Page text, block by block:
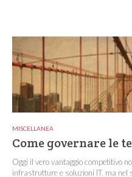
MISCELLANEA
Come governare le
Oggi il vero vantaggio competitivo
infrastrutture e soluzioni IT, ma nel